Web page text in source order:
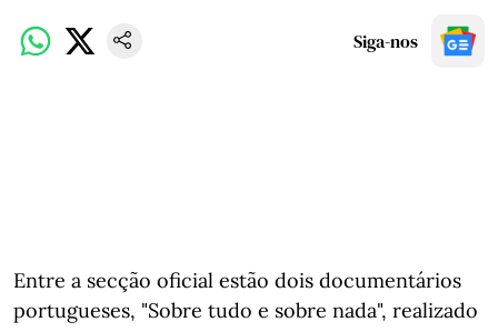
Siga-nos
Entre a secção oficial estão dois documentários
portugueses, "Sobre tudo e sobre nada", realizado